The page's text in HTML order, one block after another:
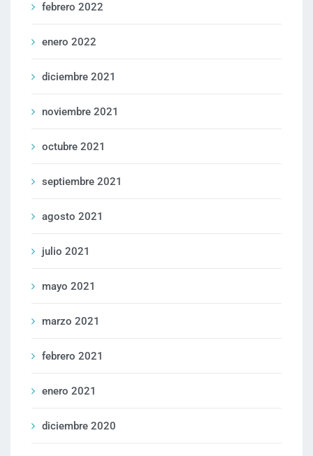
febrero 2022
enero 2022
diciembre 2021
noviembre 2021
octubre 2021
septiembre 2021
agosto 2021
julio 2021
mayo 2021
marzo 2021
febrero 2021
enero 2021
diciembre 2020